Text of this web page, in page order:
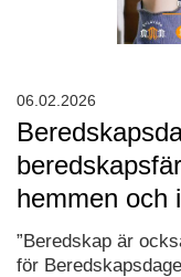
hemmen och
”Beredskap är
för
06.02.2026